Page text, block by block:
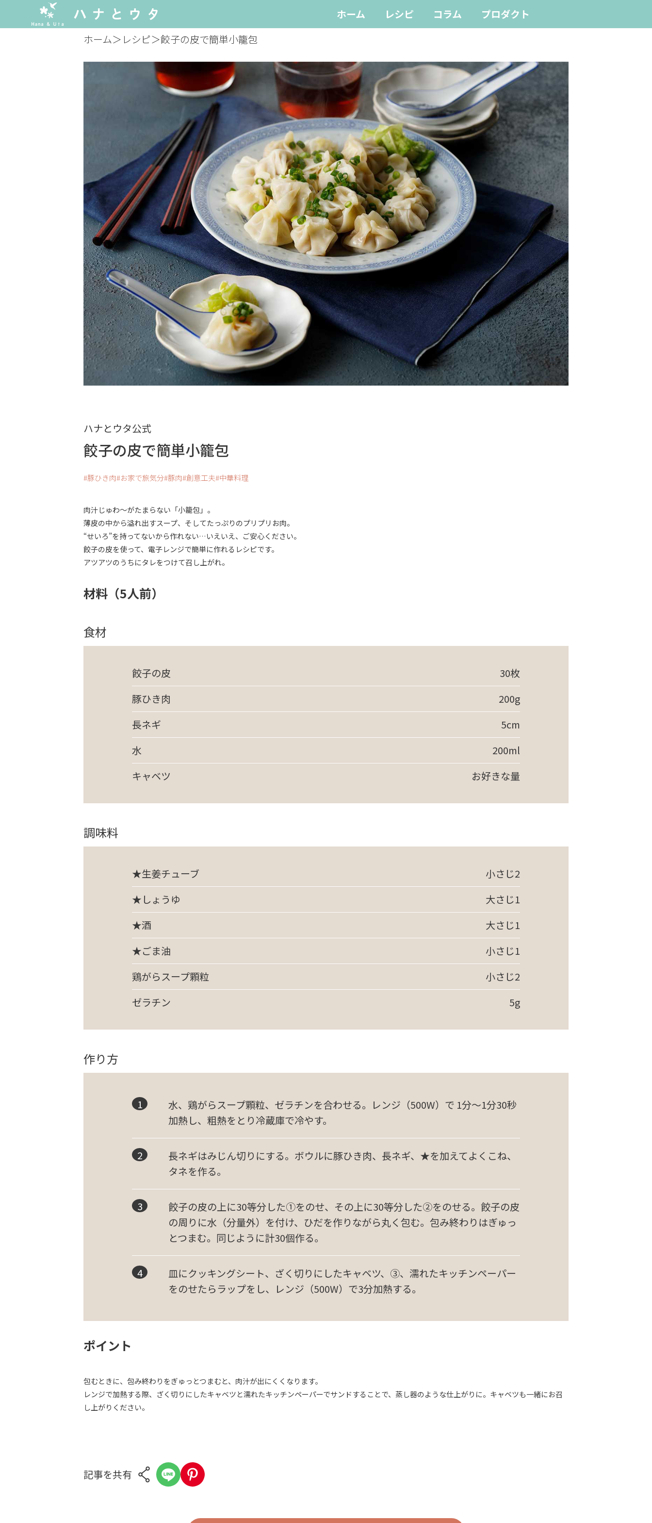
ホーム レシピ コラム
プロダクト
ホーム＞ レシピ＞餃子の皮で簡単小籠包
ハナとウタ公式
餃子の皮で簡単小籠包
豚ひき肉 お家で旅気分 豚肉 創意工夫 中華料理
肉汁じゅわ～がたまらない「小籠包」。
薄皮の中から溢れ出すスープ、そしてたっぷりのプリプリお肉。
“せいろ”を持ってないから作れない…いえいえ、ご安心ください。
餃子の皮を使って、電子レンジで簡単に作れるレシピです。
アツアツのうちにタレをつけて召し上がれ。
材料（5人前）
食材
餃子の皮
30枚
豚ひき肉
200g
長ネギ
5cm
水
200ml
キャベツ
お好きな量
調味料
★生姜チューブ
小さじ2
★しょうゆ
大さじ1
★酒
大さじ1
★ごま油
小さじ1
鶏がらスープ顆粒
小さじ2
ゼラチン
5g
作り方
水、鶏がらスープ顆粒、ゼラチンを合わせる。レンジ（500W）で 1分～1分30秒
加熱し、粗熱をとり冷蔵庫で冷やす。
長ネギはみじん切りにする。ボウルに豚ひき肉、長ネギ、★を加えてよくこね、
タネを作る。
餃子の皮の上に30等分した①をのせ、その上に30等分した②をのせる。餃子の皮
の周りに水（分量外）を付け、ひだを作りながら丸く包む。包み終わりはぎゅっ
とつまむ。同じように計30個作る。
皿にクッキングシート、ざく切りにしたキャベツ、③、濡れたキッチンペーパー
をのせたらラップをし、レンジ（500W）で3分加熱する。
ポイント
包むときに、包み終わりをぎゅっとつまむと、肉汁が出にくくなります。
レンジで加熱する際、ざく切りにしたキャベツと濡れたキッチンペーパーでサンドすることで、蒸し器のような仕上がりに。キャベツも一緒にお召
し上がりください。
記事を共有